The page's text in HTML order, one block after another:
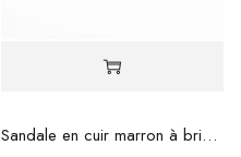
Sandale en cuir marron à brides croisées